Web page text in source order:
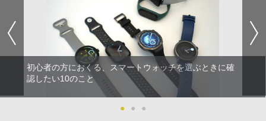
初心者の方におくる、スマートウォッチを選ぶときに確
認したい10のこと
● ● ●